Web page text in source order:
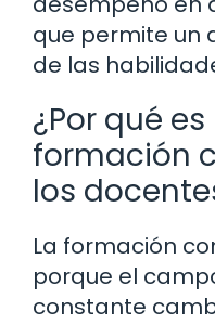
que permite un
de las
¿Por qué
formación
los
La formación
porque el
constante